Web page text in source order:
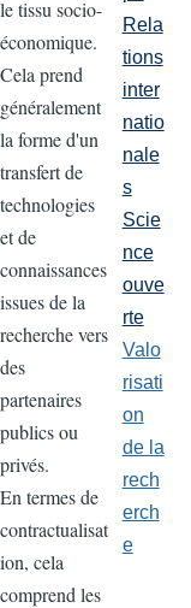
le tissu socio-
économique.
Cela prend
généralement
la forme d'un
transfert de
technologies
et de
connaissances
issues de la
recherche vers
des
partenaires
publics ou
privés.
En termes de
contractualisat
ion, cela
comprend les
Rela
tions
inter
natio
nale
s
Scie
nce
ouve
rte
Valo
risati
on
de la
rech
erch
e